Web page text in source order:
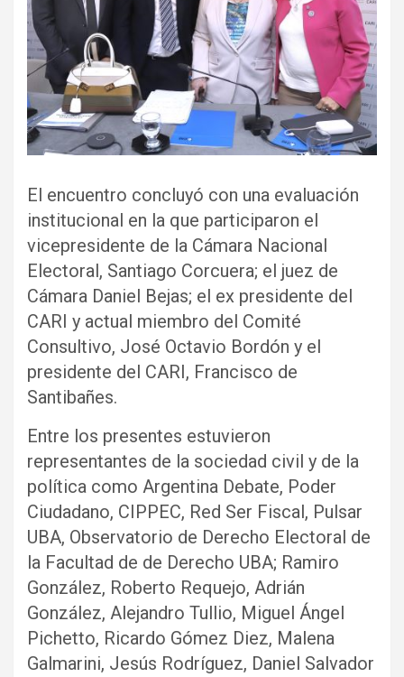
El encuentro concluyó con una evaluación
institucional en la que participaron el
vicepresidente de la Cámara Nacional
Electoral, Santiago Corcuera; el juez de
Cámara Daniel Bejas; el ex presidente del
CARI y actual miembro del Comité
Consultivo, José Octavio Bordón y el
presidente del CARI, Francisco de
Santibañes.
Entre los presentes estuvieron
representantes de la sociedad civil y de la
política como Argentina Debate, Poder
Ciudadano, CIPPEC, Red Ser Fiscal, Pulsar
UBA, Observatorio de Derecho Electoral de
la Facultad de de Derecho UBA; Ramiro
González, Roberto Requejo, Adrián
González, Alejandro Tullio, Miguel Ángel
Pichetto, Ricardo Gómez Diez, Malena
Galmarini, Jesús Rodríguez, Daniel Salvador